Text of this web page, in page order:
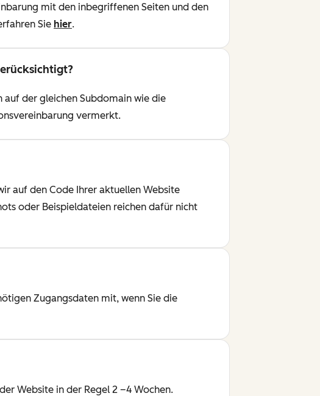
mit den inbegriffenen Seiten und den
Sie hier.
auf der gleichen Subdomain wie die
vermerkt.
auf den Code Ihrer aktuellen Website
oder Beispieldateien reichen dafür nicht
Zugangsdaten mit, wenn Sie die
Website in der Regel 2 –4 Wochen.